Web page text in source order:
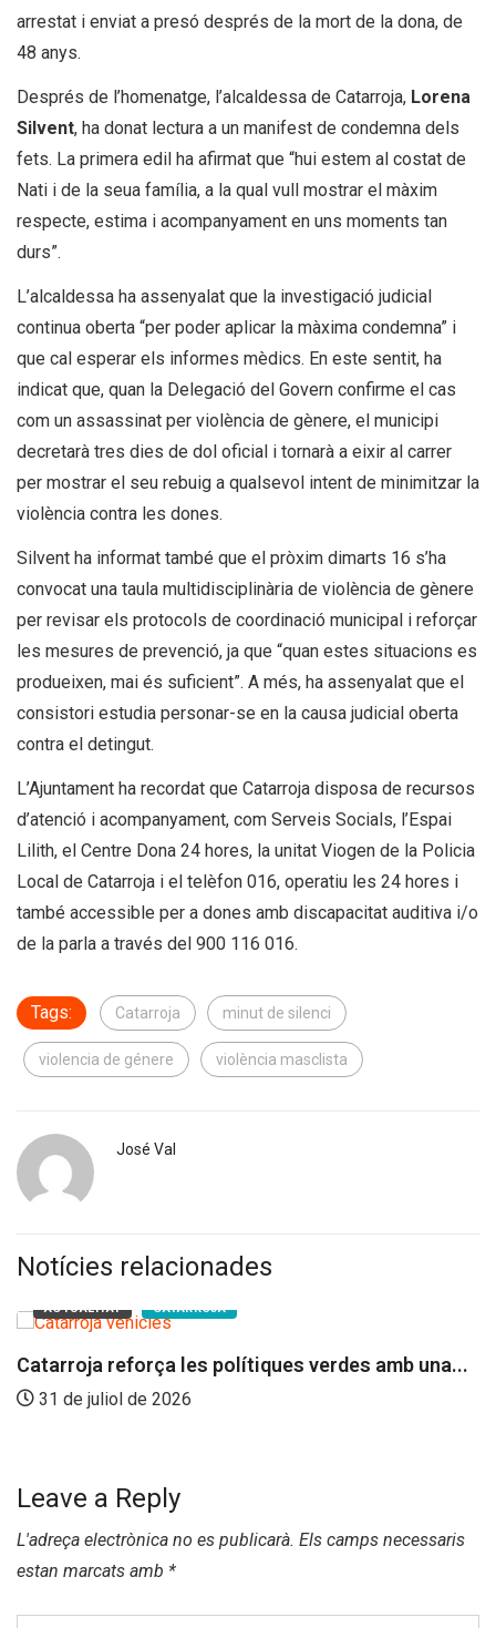
arrestat i enviat a presó després de la mort de la dona, de
48 anys.
Després de l’homenatge, l’alcaldessa de Catarroja, Lorena
Silvent, ha donat lectura a un manifest de condemna dels
fets. La primera edil ha afirmat que “hui estem al costat de
Nati i de la seua família, a la qual vull mostrar el màxim
respecte, estima i acompanyament en uns moments tan
durs”.
L’alcaldessa ha assenyalat que la investigació judicial
continua oberta “per poder aplicar la màxima condemna” i
que cal esperar els informes mèdics. En este sentit, ha
indicat que, quan la Delegació del Govern confirme el cas
com un assassinat per violència de gènere, el municipi
decretarà tres dies de dol oficial i tornarà a eixir al carrer
per mostrar el seu rebuig a qualsevol intent de minimitzar la
violència contra les dones.
Silvent ha informat també que el pròxim dimarts 16 s’ha
convocat una taula multidisciplinària de violència de gènere
per revisar els protocols de coordinació municipal i reforçar
les mesures de prevenció, ja que “quan estes situacions es
produeixen, mai és suficient”. A més, ha assenyalat que el
consistori estudia personar-se en la causa judicial oberta
contra el detingut.
L’Ajuntament ha recordat que Catarroja disposa de recursos
d’atenció i acompanyament, com Serveis Socials, l’Espai
Lilith, el Centre Dona 24 hores, la unitat Viogen de la Policia
Local de Catarroja i el telèfon 016, operatiu les 24 hores i
també accessible per a dones amb discapacitat auditiva i/o
de la parla a través del 900 116 016.
Tags: Catarroja minut de silenci
violencia de génere violència masclista
José Val
Notícies relacionades
ACTUALITAT CATARROJA
Catarroja reforça les polítiques verdes amb una...
31 de juliol de 2026
Leave a Reply
L'adreça electrònica no es publicarà. Els camps necessaris
estan marcats amb *